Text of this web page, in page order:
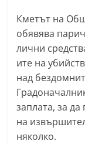
т
С
а
р
а
З
Кметът на
обявява
лични
ите на
над
заплата, за
на
няколко.